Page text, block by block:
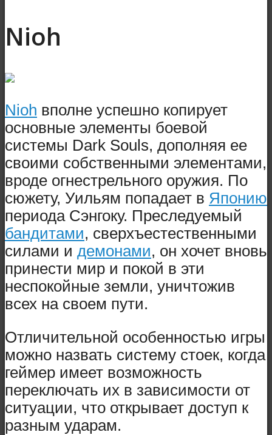
Nioh
Nioh вполне успешно копирует
основные элементы боевой
системы Dark Souls, дополняя ее
своими собственными элементами,
вроде огнестрельного оружия. По
сюжету, Уильям попадает в Японию
периода Сэнгоку. Преследуемый
бандитами, сверхъестественными
силами и демонами, он хочет вновь
принести мир и покой в эти
неспокойные земли, уничтожив
всех на своем пути.
Отличительной особенностью игры
можно назвать систему стоек, когда
геймер имеет возможность
переключать их в зависимости от
ситуации, что открывает доступ к
разным ударам.